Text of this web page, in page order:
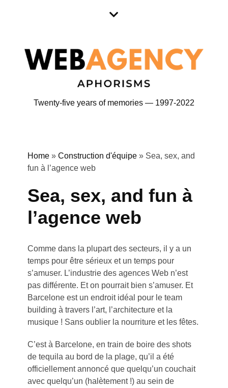
Twenty-five years of memories — 1997-2022
Home» Construction d'équipe» Sea, sex, and
fun à l’agence web
Sea, sex, and fun à
l’agence web
Comme dans la plupart des secteurs, il y a un
temps pour être sérieux et un temps pour
s’amuser. L’industrie des agences Web n’est
pas différente. Et on pourrait bien s’amuser. Et
Barcelone est un endroit idéal pour le team
building à travers l’art, l’architecture et la
musique ! Sans oublier la nourriture et les fêtes.
C’est à Barcelone, en train de boire des shots
de tequila au bord de la plage, qu’il a été
officiellement annoncé que quelqu’un couchait
avec quelqu’un (halètement !) au sein de